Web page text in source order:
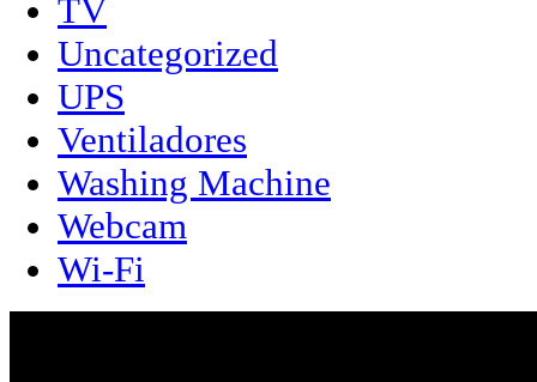
TV
Uncategorized
UPS
Ventiladores
Washing Machine
Webcam
Wi-Fi